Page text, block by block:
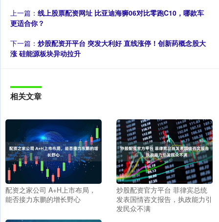
上一篇： 线上股票配资网址 比亚迪海狮06对比零跑C10，哪款车
更适合你？
下一篇： 炒股配资开平台 突发大利好 直线涨停！创新药概念股大
涨 硅能源板块异动拉升
相关文章
配资之家公司 A+H上市布局，
能否接力东鹏的增长野心
炒股配资官方平台 菲律宾总统
发表国情咨文报告，执政能力引
发民众不满